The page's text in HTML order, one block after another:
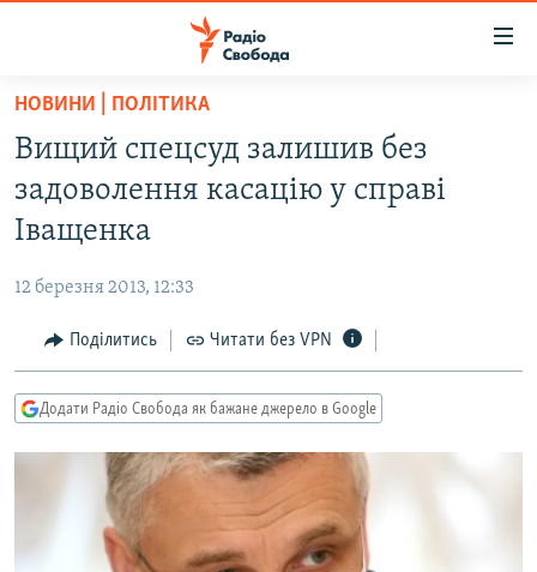
Перейти
основного
матеріалу
Перейти
до
основної
навігації
Перейти
до
пошуку
ВСЕ ЗА ДОБУ
СТАТТІ
ЕКОНОМІКА
СУСПІЛЬСТВО
РОСІЙСЬКА «ФІЛЬТРАЦІЯ»
ДОНБАС.РЕАЛІЇ
ТИ ЯК?
КИТАЙ.ВИКЛИКИ
МУЛЬТИМЕДІА
НОВИНИ | ПОЛІТИКА
Вищий спецсуд залишив без
задоволення касацію у справі
Іващенка
12 березня 2013, 12:33
Поділитись Читати без VPN
Додати Радіо Свобода як бажане джерело в Google